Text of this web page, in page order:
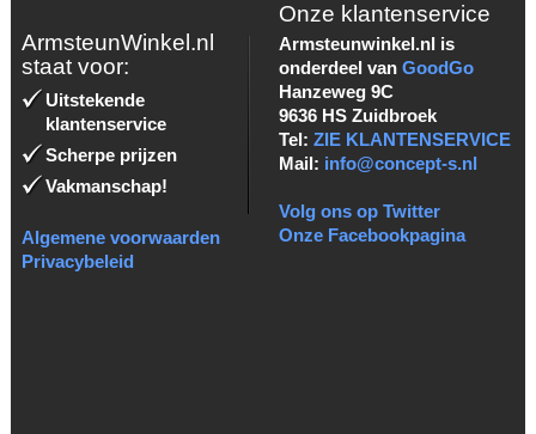
ArmsteunWinkel.nl
staat voor:
Uitstekende
klantenservice
Scherpe prijzen
Vakmanschap!
Algemene voorwaarden
Privacybeleid
Onze klantenservice
Armsteunwinkel.nl is
onderdeel van GoodGo
Hanzeweg 9C
9636 HS Zuidbroek
Tel: ZIE KLANTENSERVICE
Mail: info@concept-s.nl
Volg ons op Twitter
Onze Facebookpagina